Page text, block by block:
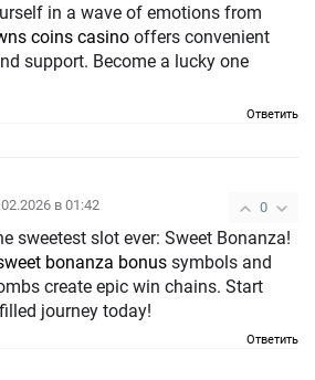
in a wave of emotions from
coins casino offers convenient
support. Become a lucky one
Ответить
0
в 01:42
sweetest slot ever: Sweet Bonanza!
bonanza bonus symbols and
create epic win chains. Start
journey today!
Ответить